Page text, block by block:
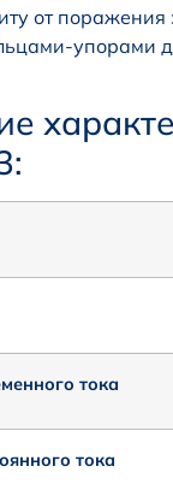
от
упорами
тока
тока